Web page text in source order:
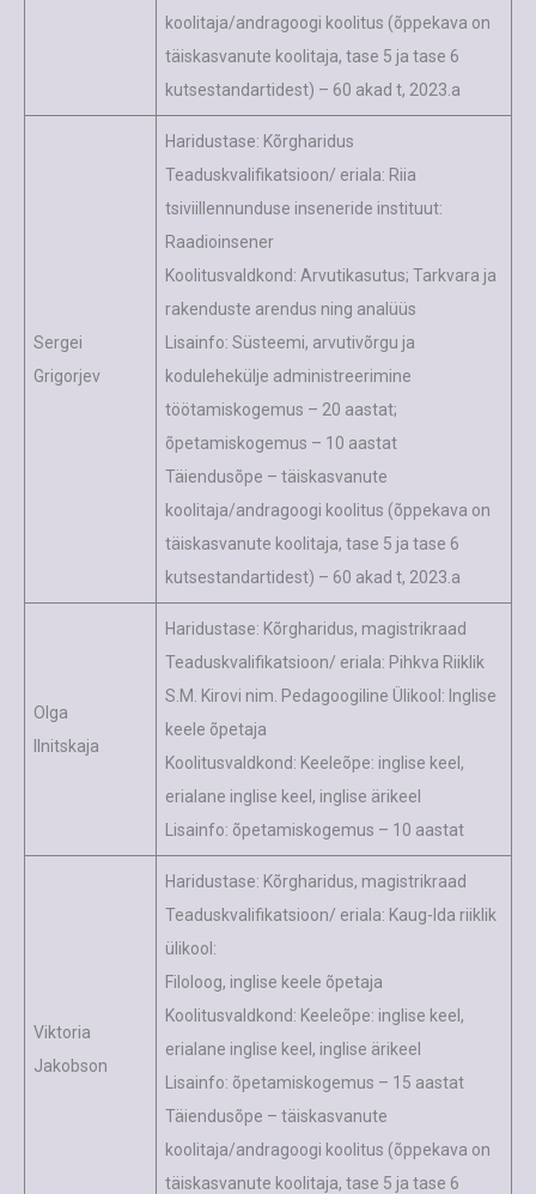
koolitaja/andragoogi koolitus (õppekava on
täiskasvanute koolitaja, tase 5 ja tase 6
kutsestandartidest) – 60 akad t, 2023.a
Sergei
Grigorjev
Haridustase: Kõrgharidus
Teaduskvalifikatsioon/ eriala: Riia
tsiviillennunduse inseneride instituut:
Raadioinsener
Koolitusvaldkond: Arvutikasutus; Tarkvara ja
rakenduste arendus ning analüüs
Lisainfo: Süsteemi, arvutivõrgu ja
kodulehekülje administreerimine
töötamiskogemus – 20 aastat;
õpetamiskogemus – 10 aastat
Täiendusõpe – täiskasvanute
koolitaja/andragoogi koolitus (õppekava on
täiskasvanute koolitaja, tase 5 ja tase 6
kutsestandartidest) – 60 akad t, 2023.a
Olga
Ilnitskaja
Haridustase: Kõrgharidus, magistrikraad
Teaduskvalifikatsioon/ eriala: Pihkva Riiklik
S.M. Kirovi nim. Pedagoogiline Ülikool: Inglise
keele õpetaja
Koolitusvaldkond: Keeleõpe: inglise keel,
erialane inglise keel, inglise ärikeel
Lisainfo: õpetamiskogemus – 10 aastat
Viktoria
Jakobson
Haridustase: Kõrgharidus, magistrikraad
Teaduskvalifikatsioon/ eriala: Kaug-Ida riiklik
ülikool:
Filoloog, inglise keele õpetaja
Koolitusvaldkond: Keeleõpe: inglise keel,
erialane inglise keel, inglise ärikeel
Lisainfo: õpetamiskogemus – 15 aastat
Täiendusõpe – täiskasvanute
koolitaja/andragoogi koolitus (õppekava on
täiskasvanute koolitaja, tase 5 ja tase 6